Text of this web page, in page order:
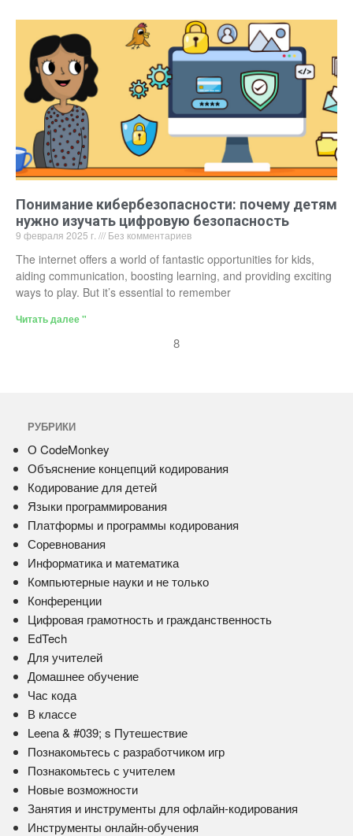
Понимание кибербезопасности: почему детям
нужно изучать цифровую безопасность
9 февраля 2025 г. Без комментариев
The internet offers a world of fantastic opportunities for kids,
aiding communication, boosting learning, and providing exciting
ways to play. But it’s essential to remember
Читать далее "
8
РУБРИКИ
О CodeMonkey
Объяснение концепций кодирования
Кодирование для детей
Языки программирования
Платформы и программы кодирования
Соревнования
Информатика и математика
Компьютерные науки и не только
Конференции
Цифровая грамотность и гражданственность
EdTech
Для учителей
Домашнее обучение
Час кода
В классе
Leena & #039; s Путешествие
Познакомьтесь с разработчиком игр
Познакомьтесь с учителем
Новые возможности
Занятия и инструменты для офлайн-кодирования
Инструменты онлайн-обучения